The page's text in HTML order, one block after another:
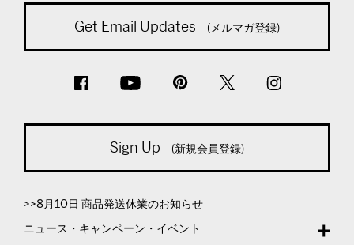
Get Email Updates (メルマガ登録)
Sign Up (新規会員登録)
>>8月10日 商品発送休業のお知らせ
ニュース・キャンペーン・イベント